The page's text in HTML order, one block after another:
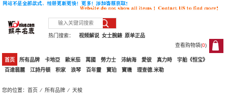
热门搜索： 原单正品
女士腕錶
视频解说
查看购物袋(0)
0
首页 所有品牌 卡地亞 歐米茄 萬國 勞力士 沛納海 愛彼 真力時
宇舶《恒宝》
百達翡麗
江詩丹頓 积家 浪琴 百年靈 寶珀 寶璣 理查德.米勒
您的位置：首页 ⁄所有品牌 ⁄天梭